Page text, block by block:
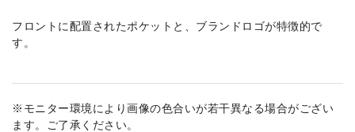
フロントに配置されたポケットと、ブランドロゴが特徴的で
す。
※モニター環境により画像の色合いが若干異なる場合がござい
ます。ご了承ください。